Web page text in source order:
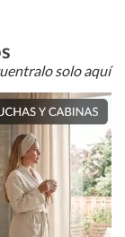
solo aquí